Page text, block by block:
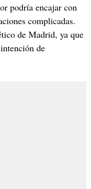
podría encajar con
complicadas.
de Madrid, ya que
de